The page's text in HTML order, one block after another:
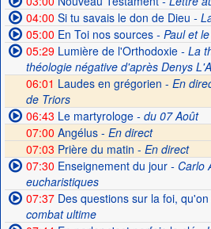
04:00 Si tu savais le don de Dieu -
05:00 En Toi nos sources- Paul et
05:29Lumière de l'Orthodoxie- La
théologie négative d'après Denys
06:01 Laudes en grégorien - En
de Triors
06:43 Le martyrologe- du 07 Août
07:00 Angélus - En direct
07:03 Prière du matin - En direct
07:30 Enseignement du jour- Carlo
eucharistiques
07:37Des questions sur la foi,
combat ultime